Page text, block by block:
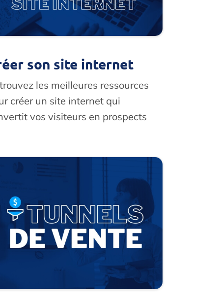
son site internet
les meilleures ressources
créer un site internet qui
vos visiteurs en prospects